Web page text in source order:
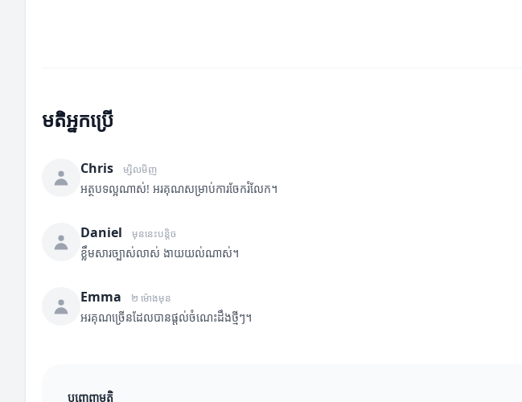
មតិអ្នកប្រើ
Chris ម្សិលមិញ
អត្ថបទល្អណាស់! អរគុណសម្រាប់ការចែករំលែក។
Daniel មុននេះបន្តិច
ខ្លឹមសារច្បាស់លាស់ ងាយយល់ណាស់។
Emma ២ ម៉ោងមុន
អរគុណច្រើនដែលបានផ្តល់ចំណេះដឹងថ្មីៗ។
បញ្ចេញមតិ